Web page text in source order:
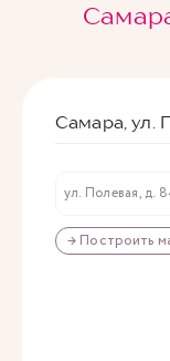
Самара, ул.
ул. Полевая, д.
→ Построить